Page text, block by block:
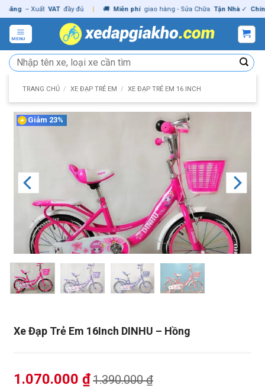
Skip
to
content
– Xuất VAT đầy đủ | 🚚 Miễn phí giao hàng - Sửa Chữa Tận Nhà ✓ Chính
MENU
Tìm
kiếm:
TRANG CHỦ / XE ĐẠP TRẺ EM / XE ĐẠP TRẺ EM 16 INCH
Xe Đạp Trẻ Em 16Inch DINHU – Hồng
Giảm 23%
1.070.000 ₫1.390.000₫